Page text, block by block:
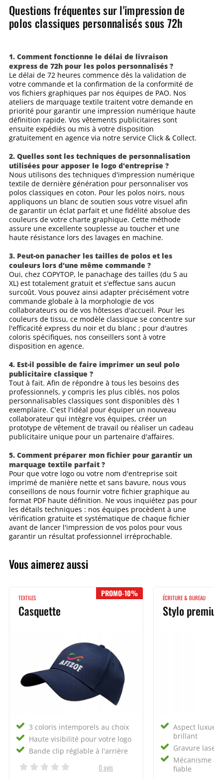
Questions fréquentes sur l'impression de
polos classiques personnalisés sous 72h
1. Comment fonctionne le délai de livraison
express de 72h pour les polos personnalisés ?
Le délai de 72 heures commence dès la validation de
votre commande et la confirmation de la conformité de
vos fichiers graphiques par nos équipes de PAO. Nos
ateliers de marquage textile traitent votre demande en
priorité pour garantir une impression numérique haute
définition rapide. Vos vêtements publicitaires sont
ensuite expédiés ou mis à votre disposition
gratuitement en agence via notre service Click & Collect.
2. Quelles sont les techniques de personnalisation
utilisées pour apposer le logo d'entreprise ?
Nous utilisons des techniques d'impression numérique
textile de dernière génération pour personnaliser vos
polos classiques en coton. Pour les polos noirs, nous
appliquons un blanc de soutien sous votre visuel afin
de garantir un éclat parfait et une fidélité absolue des
couleurs de votre charte graphique. Cette méthode
assure une excellente souplesse au toucher et une
haute résistance lors des lavages en machine.
3. Peut-on panacher les tailles de polos et les
couleurs lors d'une même commande ?
Oui, chez COPYTOP, le panachage des tailles (du S au
XL) est totalement gratuit et s'effectue sans aucun
surcoût. Vous pouvez ainsi adapter précisément votre
commande globale à la morphologie de vos
collaborateurs ou de vos hôtesses d'accueil. Pour les
couleurs de tissu, ce modèle classique se concentre sur
l'efficacité express du noir et du blanc ; pour d'autres
coloris spécifiques, nos conseillers sont à votre
disposition en agence.
4. Est-il possible de faire imprimer un seul polo
publicitaire classique ?
Tout à fait. Afin de répondre à tous les besoins des
professionnels, y compris les plus ciblés, nos polos
personnalisables classiques sont disponibles dès 1
exemplaire. C'est l'idéal pour équiper un nouveau
collaborateur qui intègre vos équipes, créer un
prototype de vêtement de travail ou réaliser un cadeau
publicitaire unique pour un partenaire d'affaires.
5. Comment préparer mon fichier pour garantir un
marquage textile parfait ?
Pour que votre logo ou votre nom d'entreprise soit
imprimé de manière nette et sans bavure, nous vous
conseillons de nous fournir votre fichier graphique au
format PDF haute définition. Ne vous inquiétez pas pour
les détails techniques : nos équipes procèdent à une
vérification gratuite et systématique de chaque fichier
avant de lancer l'impression de vos polos pour vous
garantir un résultat professionnel irréprochable.
Vous aimerez aussi
PROMO-10%
TEXTILES
Casquette
3 coloris intemporels au choix
Haute visibilité pour votre logo
Bande clip réglable à l'arrière
0 avis
ÉCRITURE & BUREAU
Stylo
Aspect
brillant
Gravure laser
Mécanisme à
fiable